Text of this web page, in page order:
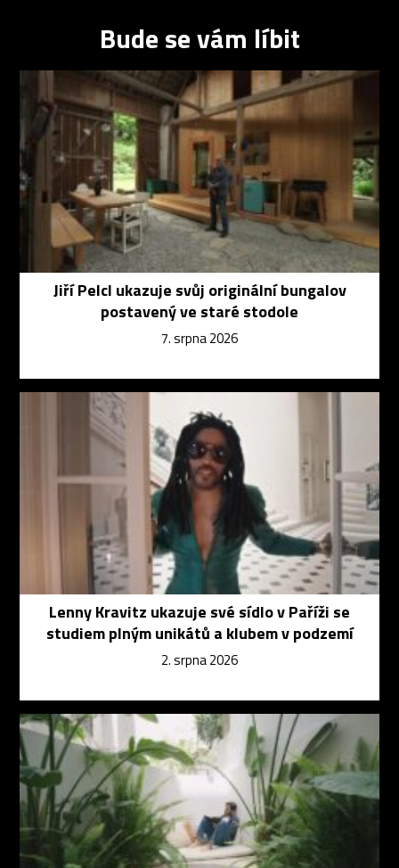
Bude se vám líbit
Jiří Pelcl ukazuje svůj originální bungalov
postavený ve staré stodole
7. srpna 2026
Lenny Kravitz ukazuje své sídlo v Paříži se
studiem plným unikátů a klubem v podzemí
2. srpna 2026